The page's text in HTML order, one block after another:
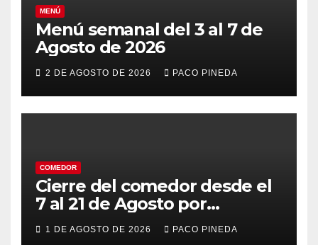
MENÚ
Menú semanal del 3 al 7 de
Agosto de 2026
2 DE AGOSTO DE 2026 PACO PINEDA
COMEDOR
Cierre del comedor desde el
7 al 21 de Agosto por
vacaciones
1 DE AGOSTO DE 2026 PACO PINEDA